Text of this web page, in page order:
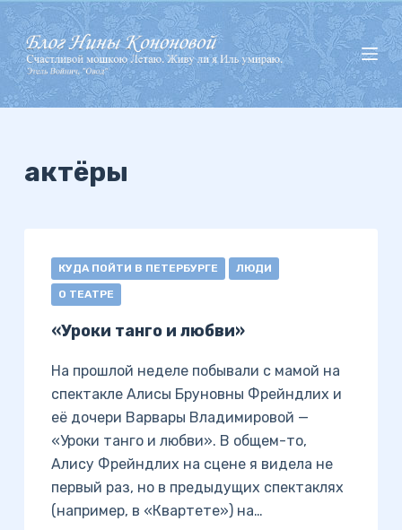
П
е
р
е
й
актёры
КУДА ПОЙТИ В ПЕТЕРБУРГЕ ЛЮДИ
О ТЕАТРЕ
«Уроки танго и любви»
На прошлой неделе побывали с мамой на
спектакле Алисы Бруновны Фрейндлих и
её дочери Варвары Владимировой —
«Уроки танго и любви». В общем-то,
Алису Фрейндлих на сцене я видела не
первый раз, но в предыдущих спектаклях
(например, в «Квартете») на…